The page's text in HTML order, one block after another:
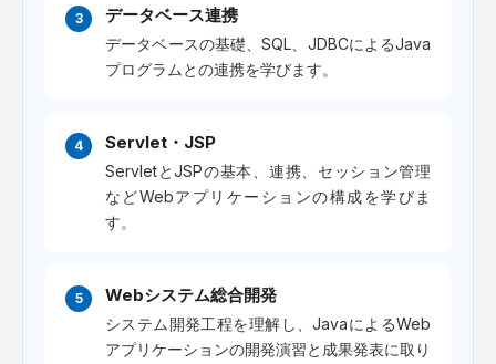
データベース連携
データベースの基礎、SQL、JDBCによるJava
プログラムとの連携を学びます。
Servlet・JSP
ServletとJSPの基本、連携、セッション管理
などWebアプリケーションの構成を学びま
す。
Webシステム総合開発
システム開発工程を理解し、JavaによるWeb
アプリケーションの開発演習と成果発表に取り